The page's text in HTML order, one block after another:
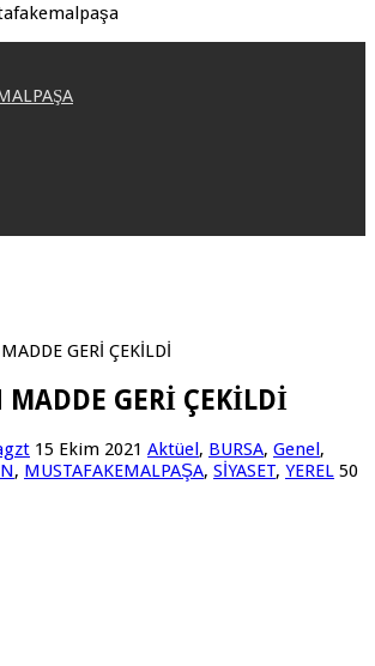
GERİ ÇEKİLDİ
MADDE GERİ ÇEKİLDİ
15 Ekim 2021 Aktüel , BURSA, Genel ,
, MUSTAFAKEMALPAŞA, SİYASET, YEREL 50